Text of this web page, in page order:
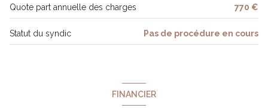
Quote part annuelle des charges 770 €
Statut du syndic Pas de procédure en cours
FINANCIER